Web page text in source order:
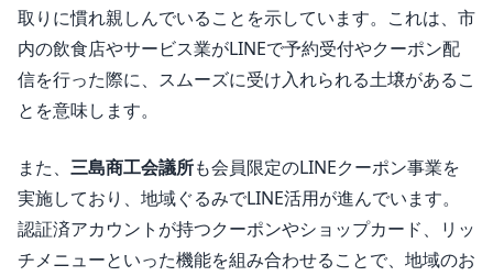
取りに慣れ親しんでいることを示しています。これは、市
内の飲食店やサービス業がLINEで予約受付やクーポン配
信を行った際に、スムーズに受け入れられる土壌があるこ
とを意味します。
また、 三島商工会議所も会員限定のLINEクーポン事業を
実施しており、地域ぐるみでLINE活用が進んでいます。
認証済アカウントが持つクーポンやショップカード、リッ
チメニューといった機能を組み合わせることで、地域のお